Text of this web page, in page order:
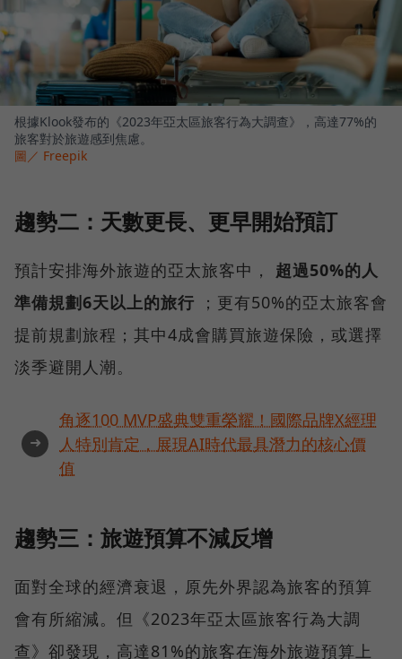
根據Klook發布的《2023年亞太區旅客行為大調查》，高達77%的
旅客對於旅遊感到焦慮。
圖／ Freepik
趨勢二：天數更長、更早開始預訂
預計安排海外旅遊的亞太旅客中， 超過50%的人
準備規劃6天以上的旅行 ；更有50%的亞太旅客會
提前規劃旅程；其中4成會購買旅遊保險，或選擇
淡季避開人潮。
➜
角逐100 MVP盛典雙重榮耀！國際品牌X經理
人特別肯定，展現AI時代最具潛力的核心價
值
趨勢三：旅遊預算不減反增
面對全球的經濟衰退，原先外界認為旅客的預算
會有所縮減。但《2023年亞太區旅客行為大調
查》卻發現，高達81%的旅客在海外旅遊預算上